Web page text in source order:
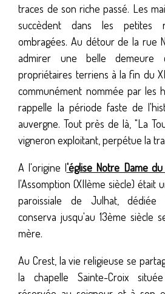
traces de son riche passé. Les
succèdent dans les petites
ombragées. Au détour de la rue
admirer une belle demeure
propriétaires terriens à la fin du
communément nommée par les
rappelle la période faste de
auvergne. Tout près de là, "La
vigneron exploitant, perpétue la
A l'origine l'église Notre Dame
l'Assomption (XIIème siècle) était
paroissiale de Julhat, dédiée
conserva jusqu'au 13ème siècle
mère.
Au Crest, la vie religieuse se
la chapelle Sainte-Croix